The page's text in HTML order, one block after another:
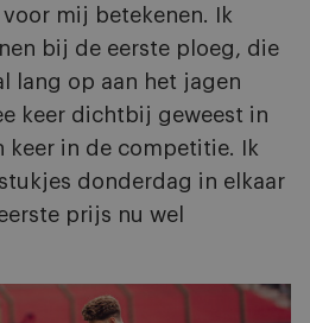
mij betekenen. Ik
bij de eerste ploeg, die
lang op aan het jagen
keer dichtbij geweest in
keer in de competitie. Ik
donderdag in elkaar
prijs nu wel